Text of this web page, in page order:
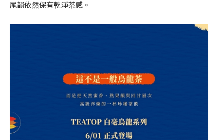
尾韻依然保有乾淨茶感。